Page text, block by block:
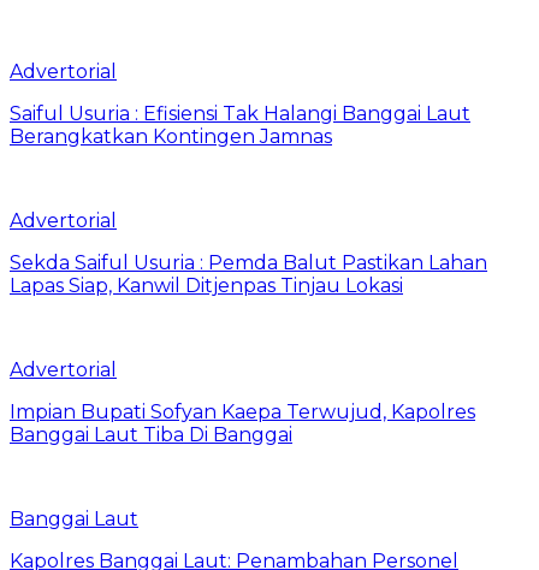
Advertorial
Saiful Usuria : Efisiensi Tak Halangi Banggai Laut
Berangkatkan Kontingen Jamnas
Advertorial
Sekda Saiful Usuria : Pemda Balut Pastikan Lahan
Lapas Siap, Kanwil Ditjenpas Tinjau Lokasi
Advertorial
Impian Bupati Sofyan Kaepa Terwujud, Kapolres
Banggai Laut Tiba Di Banggai
Banggai Laut
Kapolres Banggai Laut: Penambahan Personel